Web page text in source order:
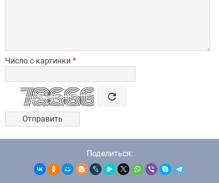
Число с картинки *
 refresh
Поделиться: